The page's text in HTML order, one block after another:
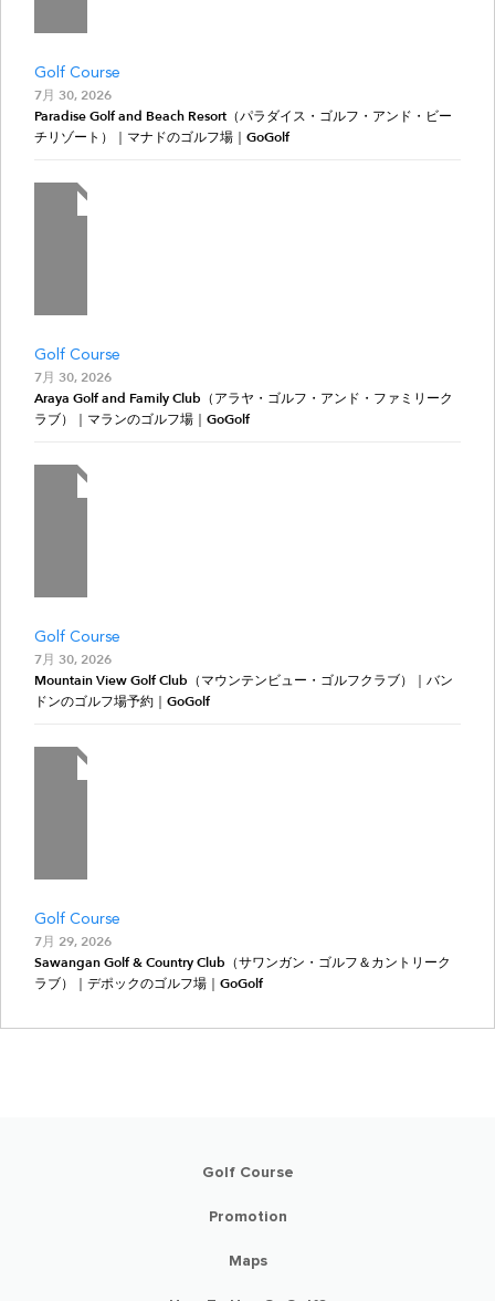
Golf Course
7月 30, 2026
Paradise Golf and Beach Resort（パラダイス・ゴルフ・アンド・ビー
チリゾート）｜マナドのゴルフ場｜GoGolf
Golf Course
7月 30, 2026
Araya Golf and Family Club（アラヤ・ゴルフ・アンド・ファミリーク
ラブ）｜マランのゴルフ場｜GoGolf
Golf Course
7月 30, 2026
Mountain View Golf Club（マウンテンビュー・ゴルフクラブ）｜バン
ドンのゴルフ場予約｜GoGolf
Golf Course
7月 29, 2026
Sawangan Golf & Country Club（サワンガン・ゴルフ＆カントリーク
ラブ）｜デポックのゴルフ場｜GoGolf
Golf Course
Promotion
Maps